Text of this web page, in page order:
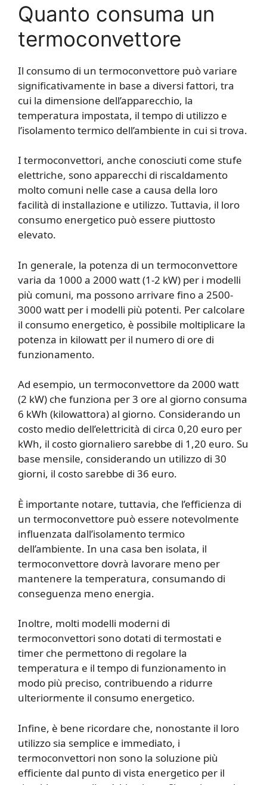
Quanto consuma un
termoconvettore
Il consumo di un termoconvettore può variare
significativamente in base a diversi fattori, tra
cui la dimensione dell’apparecchio, la
temperatura impostata, il tempo di utilizzo e
l’isolamento termico dell’ambiente in cui si trova.
I termoconvettori, anche conosciuti come stufe
elettriche, sono apparecchi di riscaldamento
molto comuni nelle case a causa della loro
facilità di installazione e utilizzo. Tuttavia, il loro
consumo energetico può essere piuttosto
elevato.
In generale, la potenza di un termoconvettore
varia da 1000 a 2000 watt (1-2 kW) per i modelli
più comuni, ma possono arrivare fino a 2500-
3000 watt per i modelli più potenti. Per calcolare
il consumo energetico, è possibile moltiplicare la
potenza in kilowatt per il numero di ore di
funzionamento.
Ad esempio, un termoconvettore da 2000 watt
(2 kW) che funziona per 3 ore al giorno consuma
6 kWh (kilowattora) al giorno. Considerando un
costo medio dell’elettricità di circa 0,20 euro per
kWh, il costo giornaliero sarebbe di 1,20 euro. Su
base mensile, considerando un utilizzo di 30
giorni, il costo sarebbe di 36 euro.
È importante notare, tuttavia, che l’efficienza di
un termoconvettore può essere notevolmente
influenzata dall’isolamento termico
dell’ambiente. In una casa ben isolata, il
termoconvettore dovrà lavorare meno per
mantenere la temperatura, consumando di
conseguenza meno energia.
Inoltre, molti modelli moderni di
termoconvettori sono dotati di termostati e
timer che permettono di regolare la
temperatura e il tempo di funzionamento in
modo più preciso, contribuendo a ridurre
ulteriormente il consumo energetico.
Infine, è bene ricordare che, nonostante il loro
utilizzo sia semplice e immediato, i
termoconvettori non sono la soluzione più
efficiente dal punto di vista energetico per il